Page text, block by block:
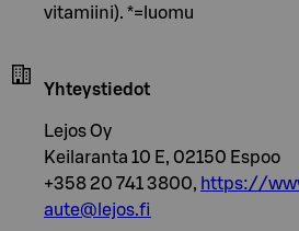
vitamiini). *=luomu
Yhteystiedot
Lejos Oy
Keilaranta 10 E, 02150 Espoo
+358 20 741 3800, https://
aute@lejos.fi